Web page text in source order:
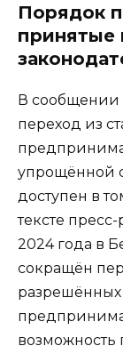
Порядок
принятые
В сообщении
переход из
упрощённой
доступен в
тексте пресс-
2024 года в
сокращён
возможность